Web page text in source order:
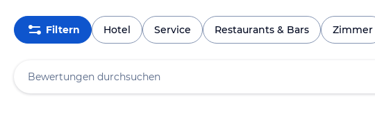
Filtern Hotel Service Restaurants & Bars Zimmer